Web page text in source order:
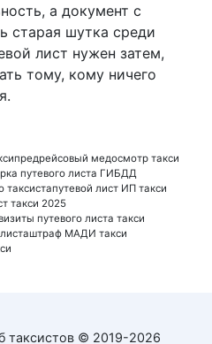
а документ с
старая шутка среди
лист нужен затем,
тому, кому ничего
предрейсовый медосмотр такси
путевого листа ГИБДД
таксистапутевой лист ИП такси
такси 2025
путевого листа такси
штраф МАДИ такси
таксистов © 2019-2026